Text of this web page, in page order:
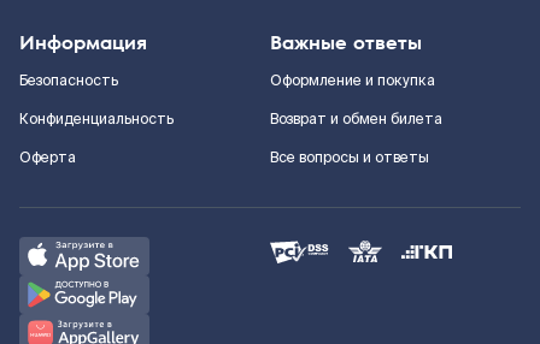
Информация
Безопасность
Конфиденциальность
Оферта
Важные ответы
Оформление и покупка
Возврат и обмен билета
Все вопросы и ответы